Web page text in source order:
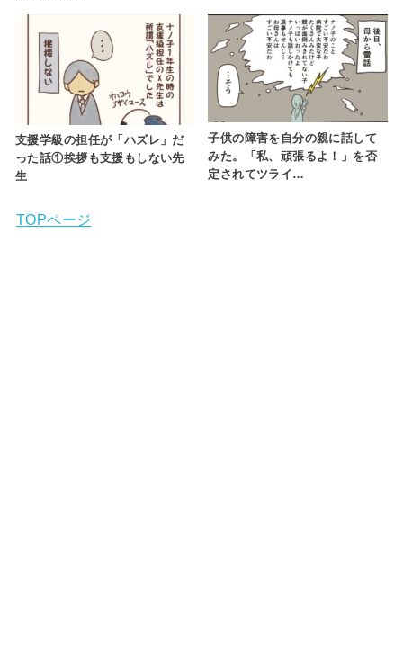
支援学級の担任が「ハズレ」だ
った話①挨拶も支援もしない先
生
子供の障害を自分の親に話して
みた。「私、頑張るよ！」を否
定されてツライ…
TOPページ